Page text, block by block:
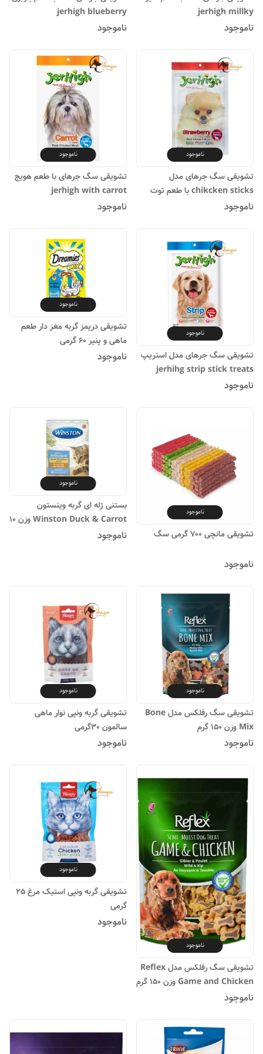
jerhigh millky
ناموجود
jerhigh blueberry
ناموجود
ناموجود
تشویقی سگ جرهای مدل
chikcken sticks با طعم توت
فرنگی وزن 70 گرم
ناموجود
ناموجود
تشویقی سگ جرهای با طعم هویج
jerhigh with carrot
ناموجود
ناموجود
تشویقی سگ جرهای مدل استریپ
jerhihg strip stick treats
ناموجود
ناموجود
تشویقی دریمز گربه مغز دار طعم
ماهی و پنیر 60 گرمی
ناموجود
ناموجود
تشویقی مانچی ۷۰۰ گرمی سگ
ناموجود
ناموجود
بستنی ژله ای گربه وینستون
Winston Duck & Carrot وزن 10
گرم
ناموجود
ناموجود
تشویقی سگ رفلکس مدل Bone
Mix وزن 150 گرم
ناموجود
ناموجود
تشویقی گربه ونپی نوار ماهی
سالمون 30گرمی
ناموجود
ناموجود
تشویقی سگ رفلکس مدل Reflex
Game and Chicken وزن 150 گرم
ناموجود
ناموجود
تشویقی گربه ونپی استیک مرغ 25
گرمی
ناموجود